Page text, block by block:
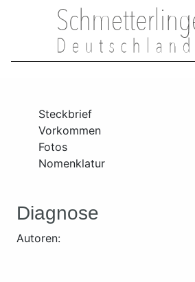
Steckbrief
Vorkommen
Fotos
Nomenklatur
Diagnose
Autoren: